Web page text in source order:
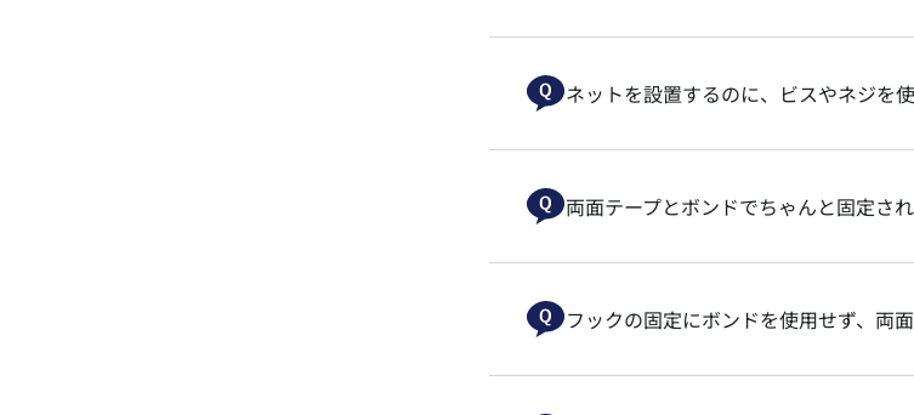
ネットを設置するのに、ビスやネジを
両面テープとボンドでちゃんと固定さ
フックの固定にボンドを使用せず、両